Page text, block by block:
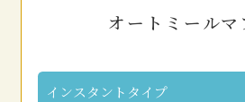
オートミールマ
インスタントタイプ